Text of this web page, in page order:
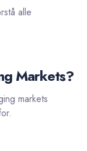
alle
Markets?
markets